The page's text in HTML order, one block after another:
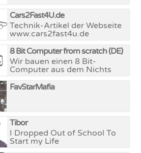
Cars2Fast4U.de
Technik-Artikel der Webseite
www.cars2fast4u.de
8 Bit Computer from scratch (DE)
Wir bauen einen 8 Bit-
Computer aus dem Nichts
FavStarMafia
Tibor
I Dropped Out of School To
Start my Life